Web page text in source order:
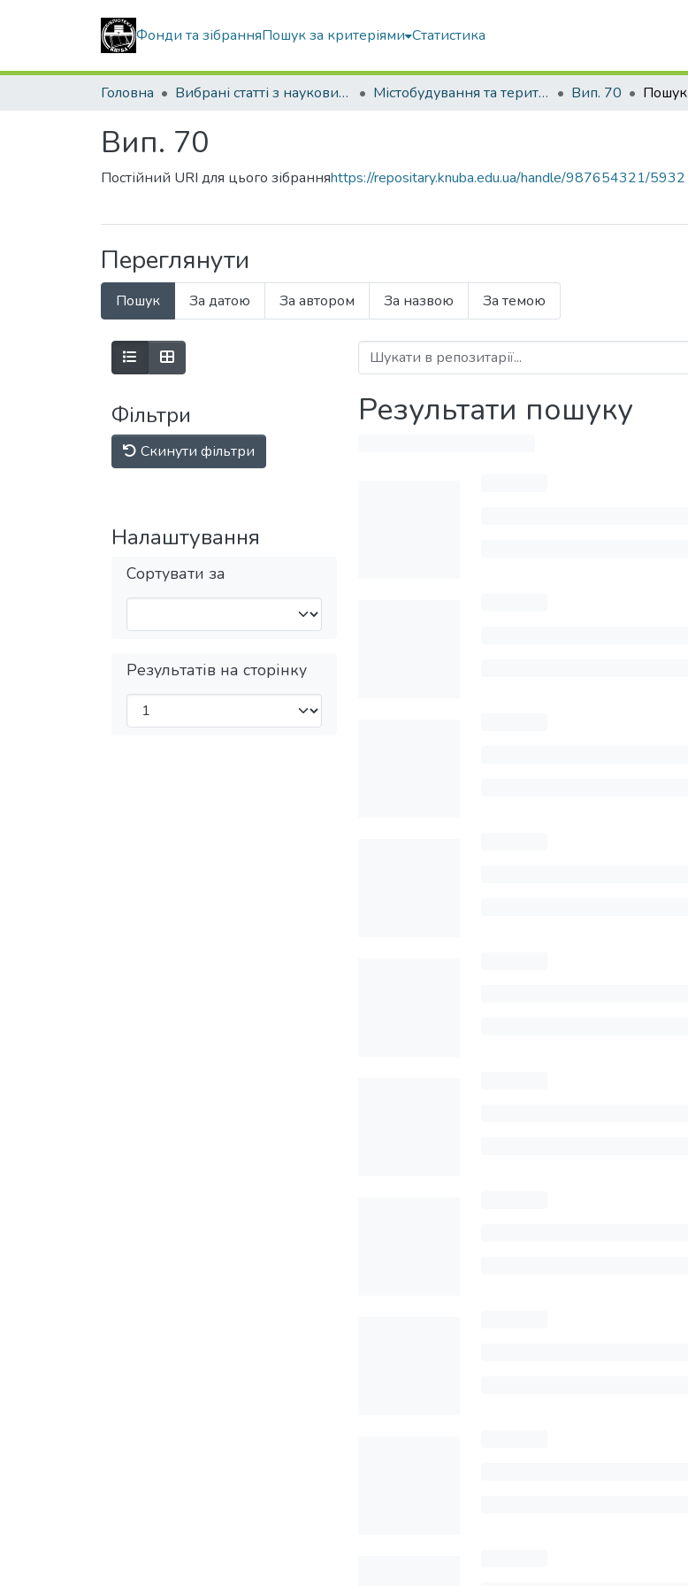
Фонди та зібранняПошук за критеріями Статистика
Головна Вибрані статті з наукових збірників КНУБА Містобудування та територіальне планування Вип. 70 Пошук
Вип. 70
Постійний URI для цього зібранняhttps://repositary.knuba.edu.ua/handle/987654321/5932
Переглянути
Пошук За датою За автором За назвою За темою
Фільтри
Скинути фільтри
Налаштування
Сортувати за
Результатів на сторінку
Результати пошуку